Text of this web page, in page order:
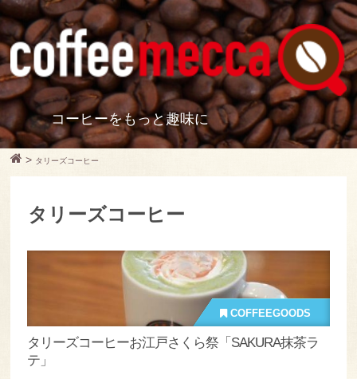
コーヒーをもっと趣味に
> タリーズコーヒー
タリーズコーヒー
COFFEEGOODS
タリーズコーヒーお江戸さくら祭「SAKURA抹茶ラ
テ」